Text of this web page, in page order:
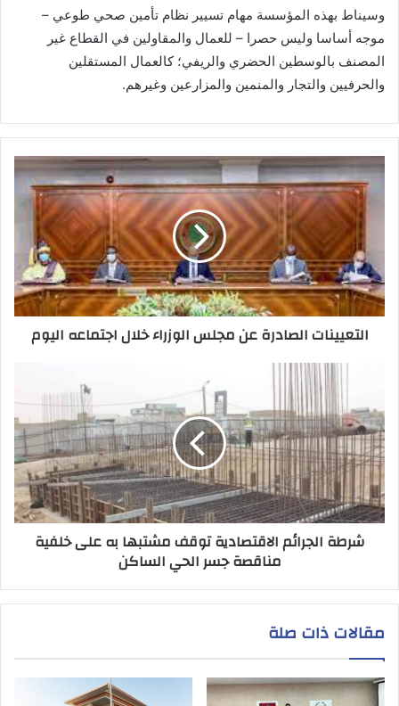
وسيناط بهذه المؤسسة مهام تسيير نظام تأمين صحي طوعي –
موجه أساسا وليس حصرا – للعمال والمقاولين في القطاع غير
المصنف بالوسطين الحضري والريفي؛ كالعمال المستقلين
والحرفيين والتجار والمنمين والمزارعين وغيرهم.
التعيينات الصادرة عن مجلس الوزراء خلال اجتماعه اليوم
شرطة الجرائم الاقتصادية توقف مشتبها به على خلفية
مناقصة جسر الحي الساكن
مقالات ذات صلة